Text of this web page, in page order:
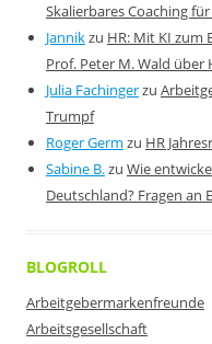
Skalierbares Coaching für
Jannikzu HR: Mit KI zum
Prof. Peter M. Wald über
Julia Fachingerzu
Trumpf
Roger Germ zu HR
Sabine B.zu Wie
Deutschland? Fragen an
BLOGROLL
Arbeitgebermarkenfreunde
Arbeitsgesellschaft